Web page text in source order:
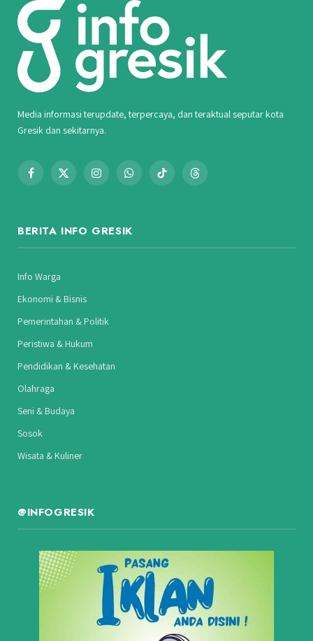
Media informasi terupdate, terpercaya, dan teraktual seputar kota
Gresik dan sekitarnya.
Facebook
X
InstagramWhatsAppTikTok Threads
BERITA INFO GRESIK
Info Warga
Ekonomi & Bisnis
Pemerintahan & Politik
Peristiwa & Hukum
Pendidikan & Kesehatan
Olahraga
Seni & Budaya
Sosok
Wisata & Kuliner
@INFOGRESIK